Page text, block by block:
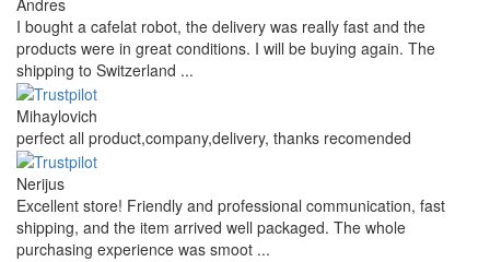
I bought a cafelat robot, the delivery was really fast and the
products were in great conditions. I will be buying again. The
shipping to Switzerland ...
Mihaylovich
perfect all product,company,delivery, thanks recomended
Nerijus
Excellent store! Friendly and professional communication, fast
shipping, and the item arrived well packaged. The whole
purchasing experience was smoot ...